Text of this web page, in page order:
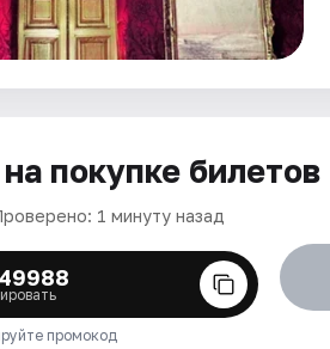
покупке билетов
1 минуту назад
промокод